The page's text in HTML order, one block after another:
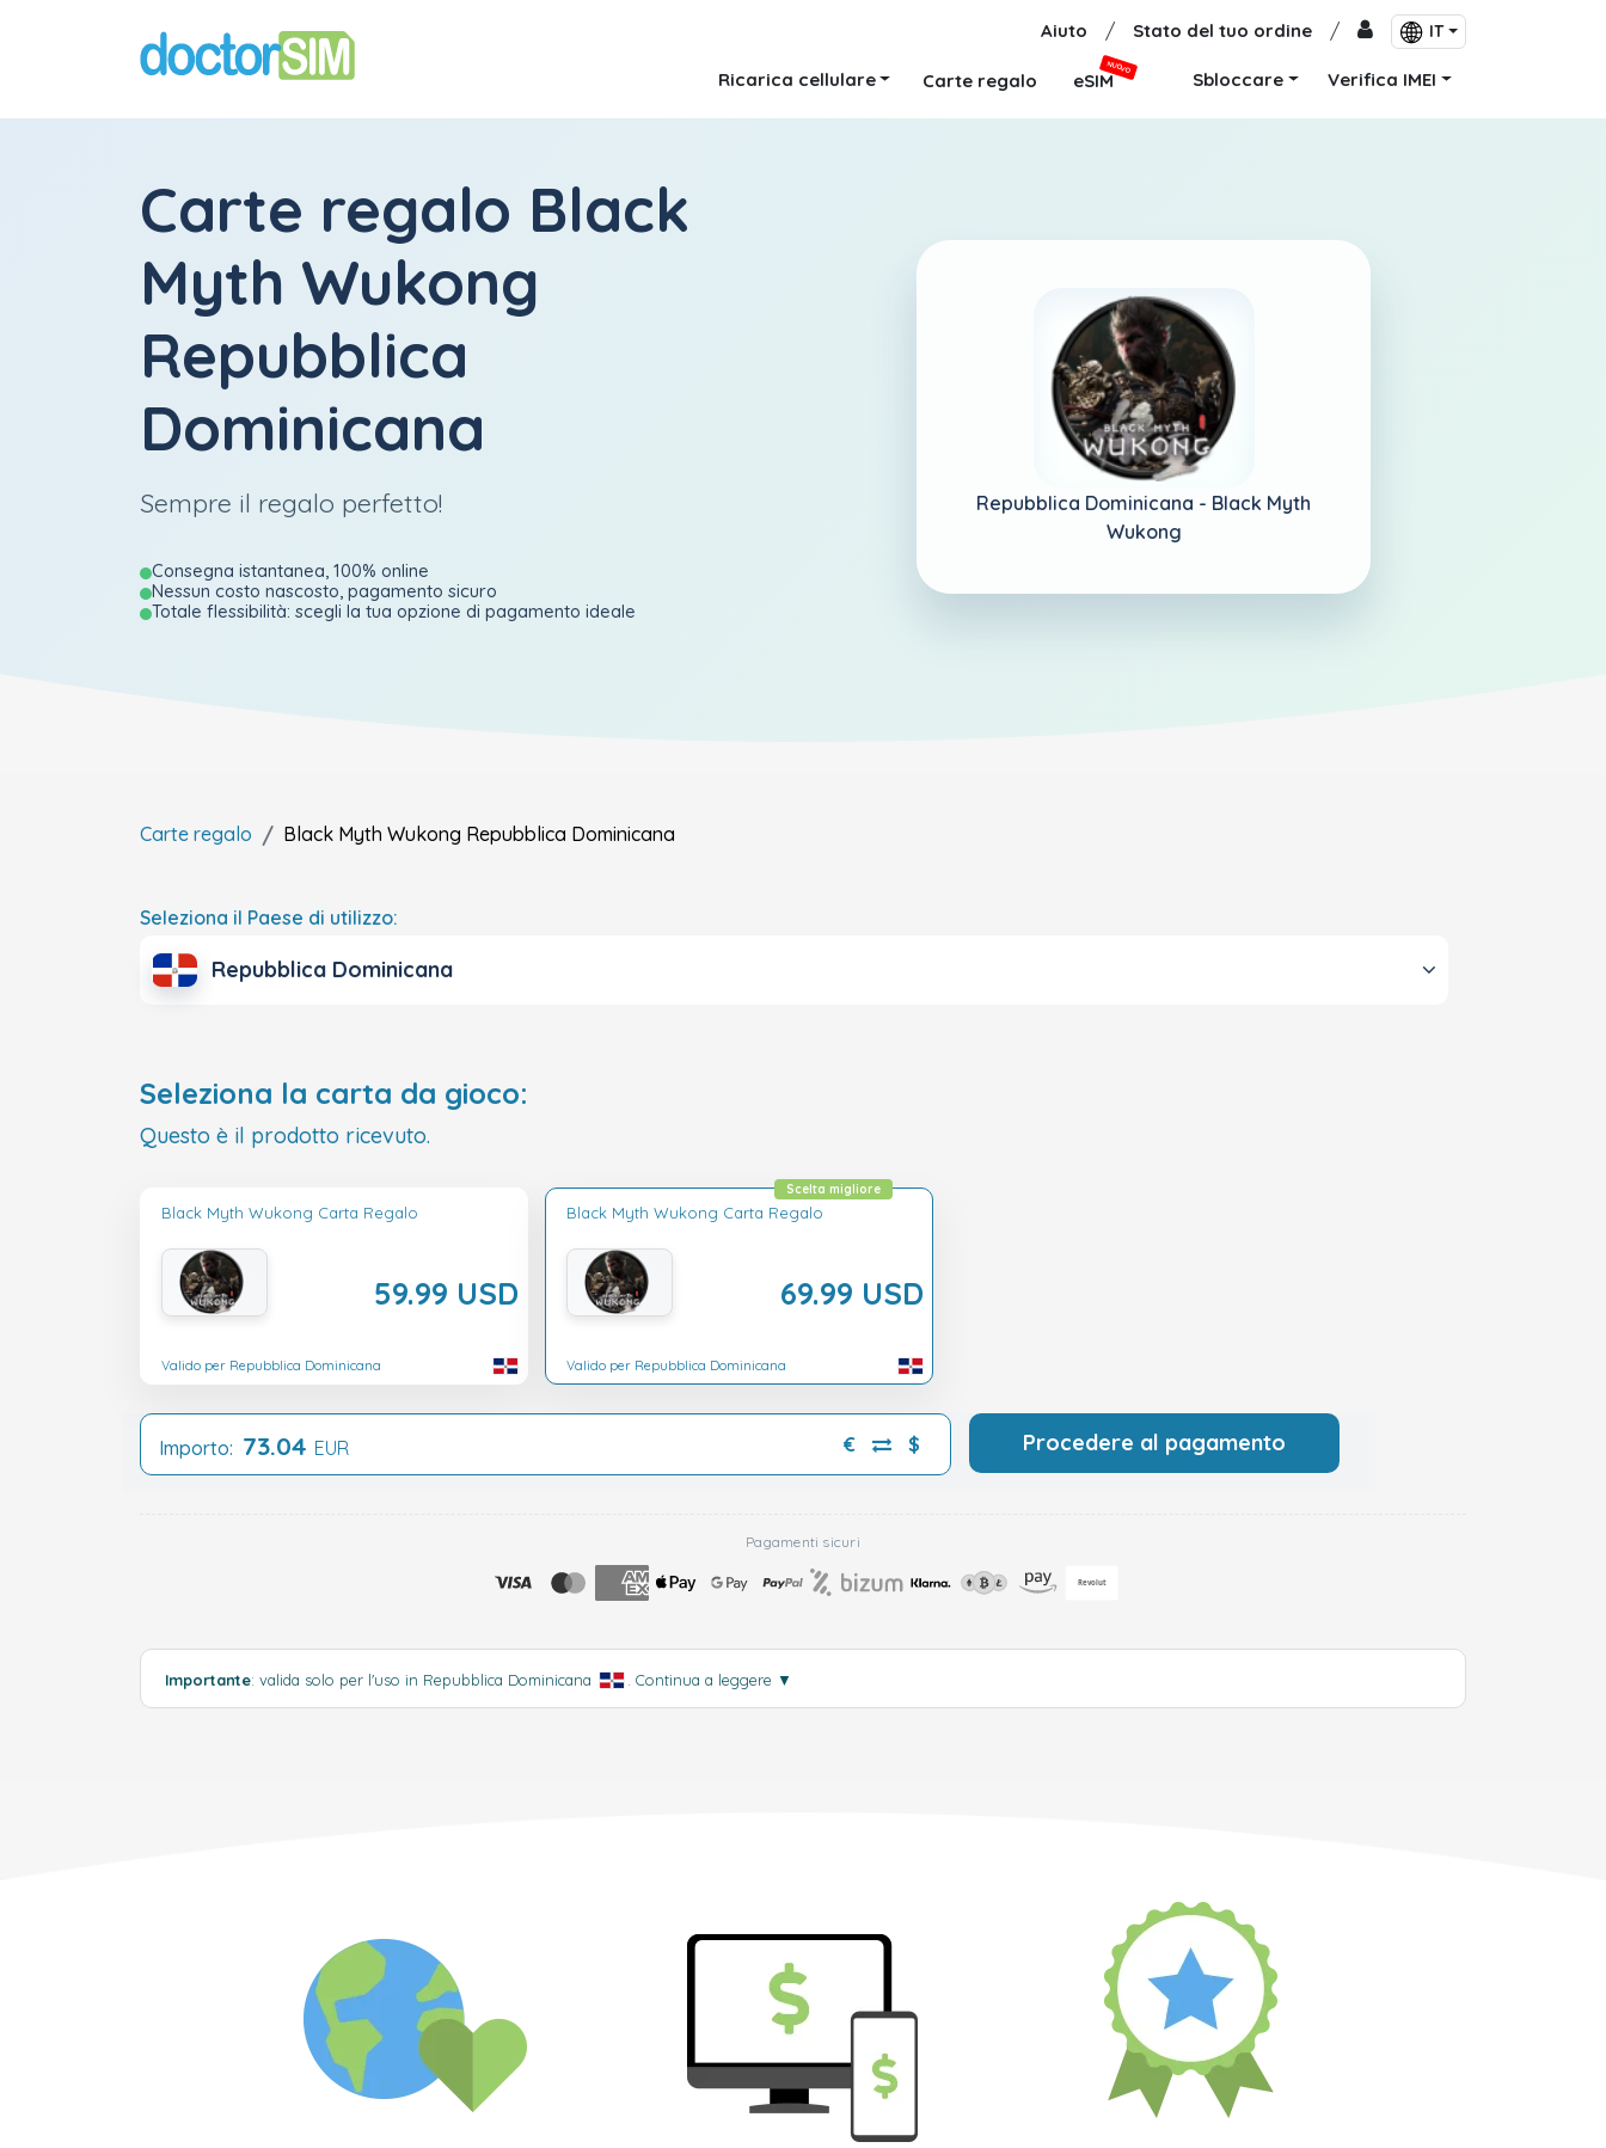
Aiuto / Stato del tuo ordine / IT
Ricarica cellulare Carte regalo eSIM
NUOVO
Sbloccare Verifica IMEI
Carte regalo Black
Myth Wukong
Repubblica
Dominicana
Sempre il regalo perfetto!
Consegna istantanea, 100% online
Nessun costo nascosto, pagamento sicuro
Totale flessibilità: scegli la tua opzione di pagamento ideale
Repubblica Dominicana - Black Myth
Wukong
Carte regalo Black Myth Wukong Repubblica Dominicana
Seleziona il Paese di utilizzo:
Repubblica Dominicana
Seleziona la carta da gioco:
Questo è il prodotto ricevuto.
Black Myth Wukong Carta Regalo
59.99 USD
Valido per Repubblica Dominicana
Black Myth Wukong Carta Regalo
69.99 USD
Scelta migliore
Valido per Repubblica Dominicana
Importo: 73.04 EUR € $ Procedere al pagamento
Pagamenti sicuri
Importante: valida solo per l'uso in Repubblica Dominicana Continua a leggere ▼